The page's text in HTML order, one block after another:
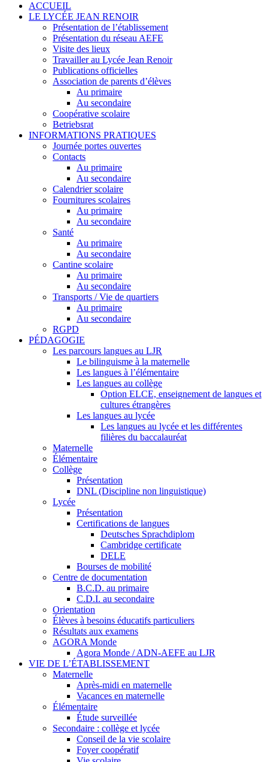
ACCUEIL
LE LYCÉE JEAN RENOIR
Présentation de l’établissement
Présentation du réseau AEFE
Visite des lieux
Travailler au Lycée Jean Renoir
Publications officielles
Association de parents d’élèves
Au primaire
Au secondaire
Coopérative scolaire
Betriebsrat
INFORMATIONS PRATIQUES
Journée portes ouvertes
Contacts
Au primaire
Au secondaire
Calendrier scolaire
Fournitures scolaires
Au primaire
Au secondaire
Santé
Au primaire
Au secondaire
Cantine scolaire
Au primaire
Au secondaire
Transports / Vie de quartiers
Au primaire
Au secondaire
RGPD
PÉDAGOGIE
Les parcours langues au LJR
Le bilinguisme à la maternelle
Les langues à l’élémentaire
Les langues au collège
Option ELCE, enseignement de langues et
cultures étrangères
Les langues au lycée
Les langues au lycée et les différentes
filières du baccalauréat
Maternelle
Élémentaire
Collège
Présentation
DNL (Discipline non linguistique)
Lycée
Présentation
Certifications de langues
Deutsches Sprachdiplom
Cambridge certificate
DELE
Bourses de mobilité
Centre de documentation
B.C.D. au primaire
C.D.I. au secondaire
Orientation
Élèves à besoins éducatifs particuliers
Résultats aux examens
AGORA Monde
Agora Monde / ADN-AEFE au LJR
VIE DE L’ÉTABLISSEMENT
Maternelle
Après-midi en maternelle
Vacances en maternelle
Élémentaire
Étude surveillée
Secondaire : collège et lycée
Conseil de la vie scolaire
Foyer coopératif